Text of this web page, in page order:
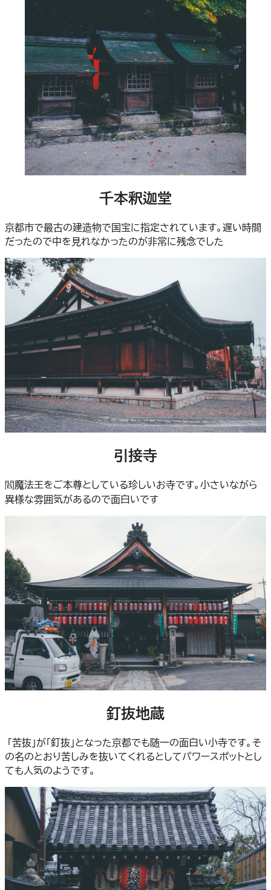
千本釈迦堂
京都市で最古の建造物で国宝に指定されています。遅い時間
だったので中を見れなかったのが非常に残念でした
引接寺
閻魔法王をご本尊としている珍しいお寺です。小さいながら
異様な雰囲気があるので面白いです
釘抜地蔵
「苦抜」が「釘抜」となった京都でも随一の面白い小寺です。そ
の名のとおり苦しみを抜いてくれるとしてパワースポットとし
ても人気のようです。